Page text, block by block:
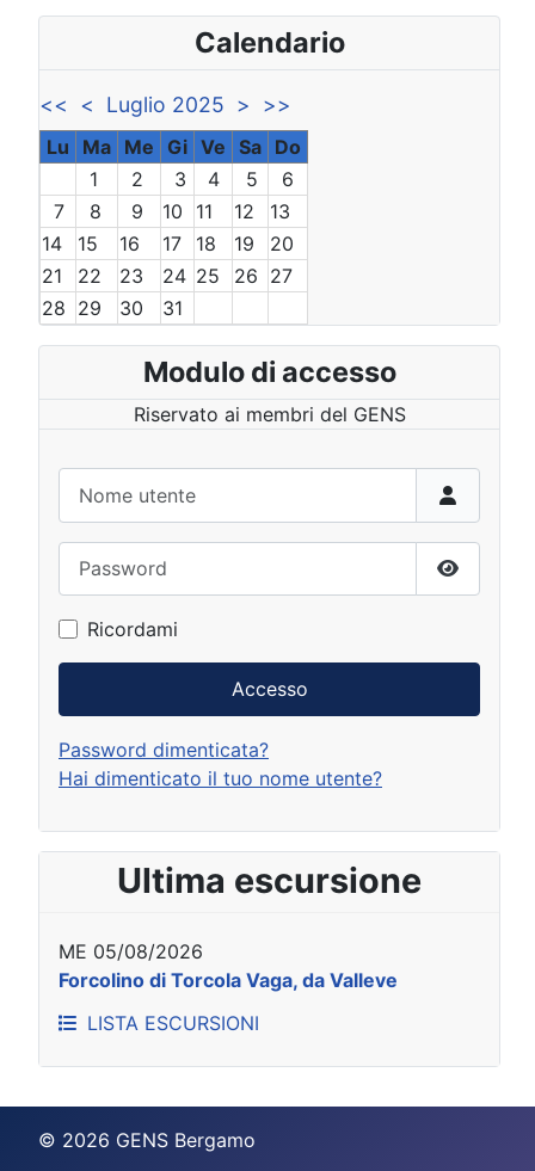
Calendario
<< < Luglio 2025 > >>
Lu Ma Me Gi Ve Sa Do
1
2 3 4 5
6
7
8 9 10 11 12
13
14
15 16 17 18 19
20
21
22 23 24 25 26 27
28 29 30 31
Modulo di accesso
Riservato ai membri del GENS
Mostra
Ricordami
Accesso
Password dimenticata?
Hai dimenticato il tuo nome utente?
Ultima escursione
ME 05/08/2026
Forcolino di Torcola Vaga, da Valleve
LISTA ESCURSIONI
© 2026 GENS Bergamo